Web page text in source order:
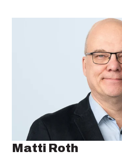
Matti Roth